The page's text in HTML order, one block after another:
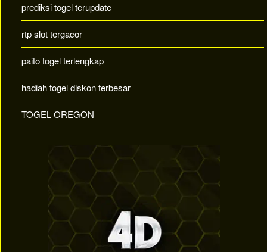
prediksi togel terupdate
rtp slot tergacor
paito togel terlengkap
hadiah togel diskon terbesar
TOGEL OREGON